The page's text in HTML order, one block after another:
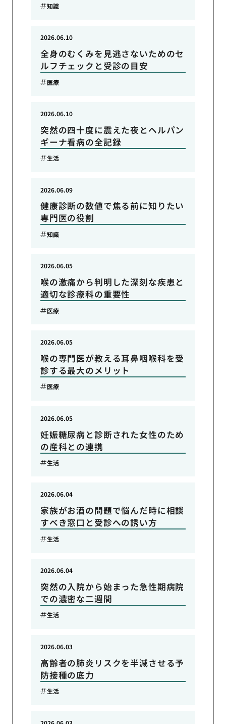
知識
全身のむくみを見逃さないためのセ
ルフチェックと受診の目安
2026.06.10
医療
突然の四十度に震えた夜とヘルパン
ギーナ看病の全記録
2026.06.10
生活
健康診断の数値で焦る前に知りたい
専門医の役割
2026.06.09
知識
喉の激痛から判明した深刻な疾患と
適切な診療科の重要性
2026.06.05
医療
喉の専門医が教える耳鼻咽喉科を受
診する最大のメリット
2026.06.05
医療
妊娠糖尿病と診断された女性のため
の産科との連携
2026.06.05
生活
家族がお酒の問題で悩んだ時に相談
すべき窓口と受診への誘い方
2026.06.04
生活
突然の入院から始まった急性期病院
での濃密な二週間
2026.06.04
生活
高齢者の肺炎リスクを半減させる予
防接種の底力
2026.06.03
生活